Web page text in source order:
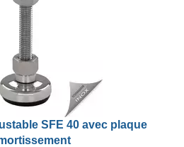
SFE 40 avec plaque